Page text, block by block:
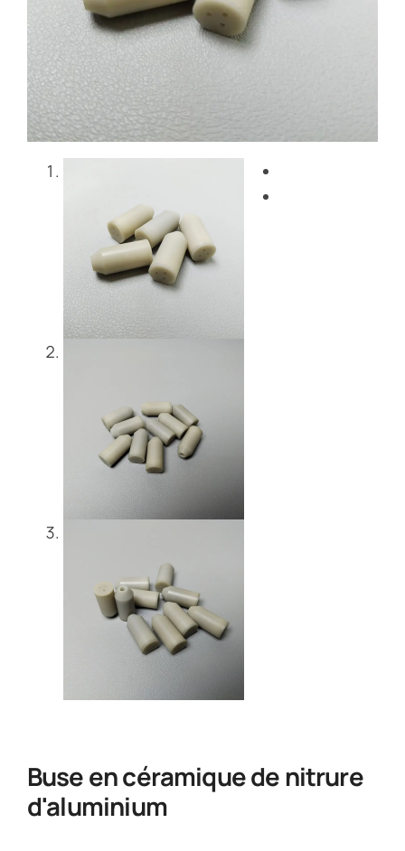
Get Instant Quote
Buse en céramique de nitrure
d'aluminium